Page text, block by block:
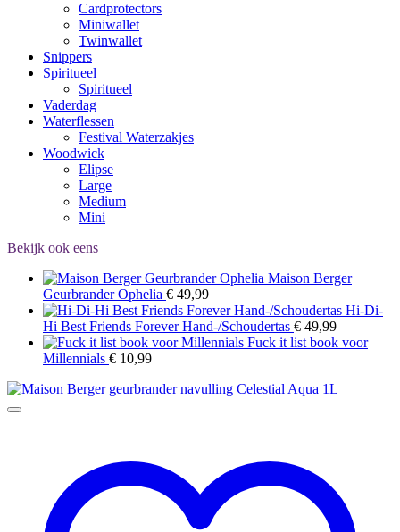
Cardprotectors
Miniwallet
Twinwallet
Snippers
Spiritueel
Spiritueel
Vaderdag
Waterflessen
Festival Waterzakjes
Woodwick
Elipse
Large
Medium
Mini
Bekijk ook eens
Maison Berger
Geurbrander Ophelia € 49,99
Hi-Di-
Hi Best Friends Forever Hand-/Schoudertas € 49,99
Fuck it list book voor
Millennials € 10,99